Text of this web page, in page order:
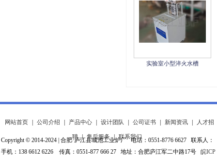
实验室小型淬火水槽
网站首页 公司介绍 产品中心 设计团队 公司证书 新闻资讯 人才招
聘 | 售后服务 | 联系我们
Copyright © 2014-2024 | 合肥·庐江县城池工业炉厂 电话：0551-8776 6627 联系人：
手机：138 6612 6226 传真：0551-877 666 27 地址：合肥庐江军二中路17号皖ICP